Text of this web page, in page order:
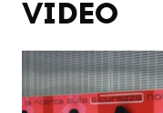
VIDEO